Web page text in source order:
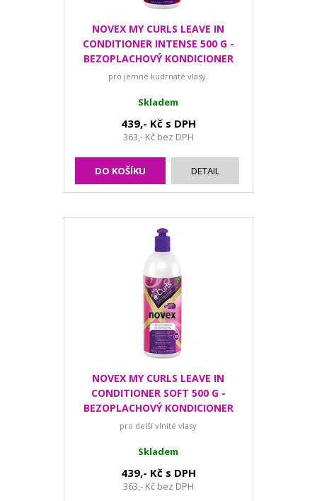
NOVEX MY CURLS LEAVE IN
CONDITIONER INTENSE 500 G -
BEZOPLACHOVÝ KONDICIONER
PRO JEMNÉ KUDRNATÉ VLASY
pro jemné kudrnaté vlasy.
Skladem
439,- Kč s DPH
363,- Kč bez DPH
DO KOŠÍKU DETAIL
NOVEX MY CURLS LEAVE IN
CONDITIONER SOFT 500 G -
BEZOPLACHOVÝ KONDICIONER
PRO DELŠÍ VLNITÉ VLASY
pro delší vlnité vlasy
Skladem
439,- Kč s DPH
363,- Kč bez DPH